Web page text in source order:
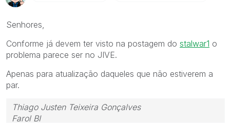
Senhores,
Conforme já devem ter visto na postagem do stalwar1 ‌ o
problema parece ser no JIVE.
Apenas para atualização daqueles que não estiverem a
par.
Thiago Justen Teixeira Gonçalves
Farol BI